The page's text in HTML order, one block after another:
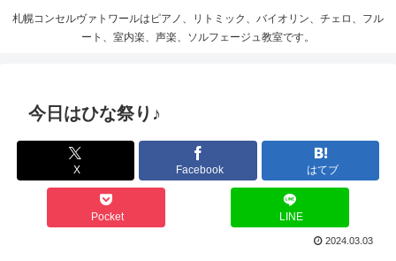
札幌コンセルヴァトワールはピアノ、リトミック、バイオリン、チェロ、フル
ート、室内楽、声楽、ソルフェージュ教室です。
今日はひな祭り♪
X Facebook はてブ
Pocket LINE
2024.03.03